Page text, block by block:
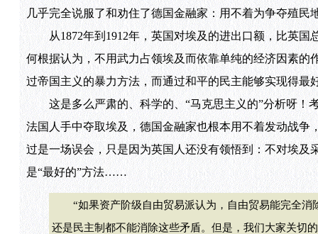
几乎完全说服了和劝住了德国金融家：用不着为争夺殖
从1872年到1912年，英国对埃及的进出口额，比英国
何根据认为，不用武力占领埃及而依靠单纯的经济因素的
过帝国主义的暴力方法，而通过和平的民主能够实现得最
这是多么严肃的、科学的、“马克思主义的”分析呀！
法国人手中夺取埃及，德国金融家也根本用不着发动战
过是一场误会，只是因为英国人还没有领悟到：不对埃及
是“最好的”方法……
“如果资产阶级自由贸易派认为，自由贸易能完全消
还是民主制都不能消除这些矛盾。但是，我们大家关切